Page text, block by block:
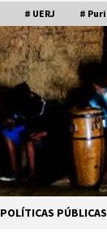
# UERJ # Puri
POLÍTICAS PÚBLICAS